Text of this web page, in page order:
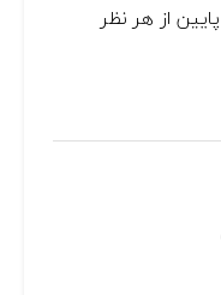
از هر نظر